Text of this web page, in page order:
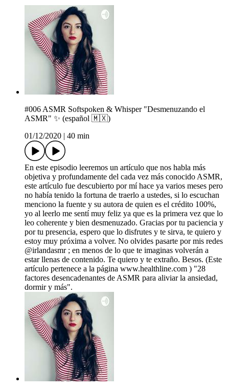
#006 ASMR Softspoken & Whisper "Desmenuzando el
ASMR" ✨ (español 🇲🇽)
01/12/2020
40 min
En este episodio leeremos un artículo que nos habla más
objetiva y profundamente del cada vez más conocido ASMR,
este artículo fue descubierto por mí hace ya varios meses pero
no había tenido la fortuna de traerlo a ustedes, si lo escuchan
menciono la fuente y su autora de quien es el crédito 100%,
yo al leerlo me sentí muy feliz ya que es la primera vez que lo
leo coherente y bien desmenuzado. Gracias por tu paciencia y
por tu presencia, espero que lo disfrutes y te sirva, te quiero y
estoy muy próxima a volver. No olvides pasarte por mis redes
@irlandasmr ; en menos de lo que te imaginas volverán a
estar llenas de contenido. Te quiero y te extraño. Besos. (Este
artículo pertenece a la página www.healthline.com ) "28
factores desencadenantes de ASMR para aliviar la ansiedad,
dormir y más".